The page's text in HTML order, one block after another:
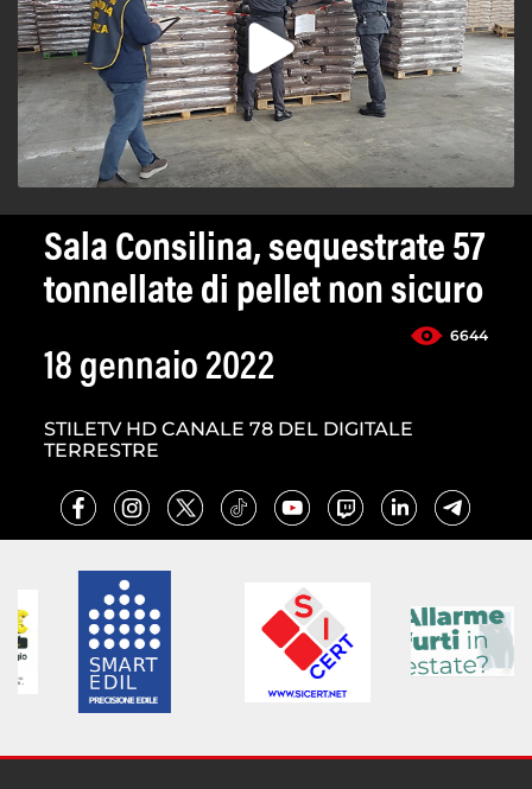
Sala Consilina, sequestrate 57
tonnellate di pellet non sicuro
6644
18 gennaio 2022
STILETV HD CANALE 78 DEL DIGITALE
TERRESTRE